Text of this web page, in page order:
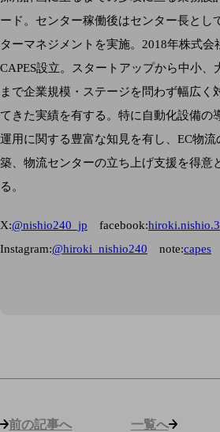
ード。センター稼働後はセンター長とし
ターマネジメントを実施。2018年株式会
CAPES設立。スタートアップから中小、
まで企業規模・ステージを問わず幅広く
てきた実績を有する。特に自動化設備の
運用に関する豊富な知見を有し、EC物流
築、物流センターの立ち上げ支援を得意
る。
X:@nishio240_jp facebook:hiroki.nishio.3
Instagram:@hiroki_nishio240 note:capes
前の記事へ 一覧へ